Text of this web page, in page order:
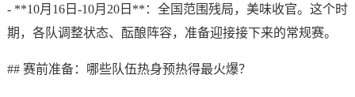
- **10月16日-10月20日**：全国范围残局，美味收官。这个时
期，各队调整状态、酝酿阵容，准备迎接接下来的常规赛。
## 赛前准备：哪些队伍热身预热得最火爆？